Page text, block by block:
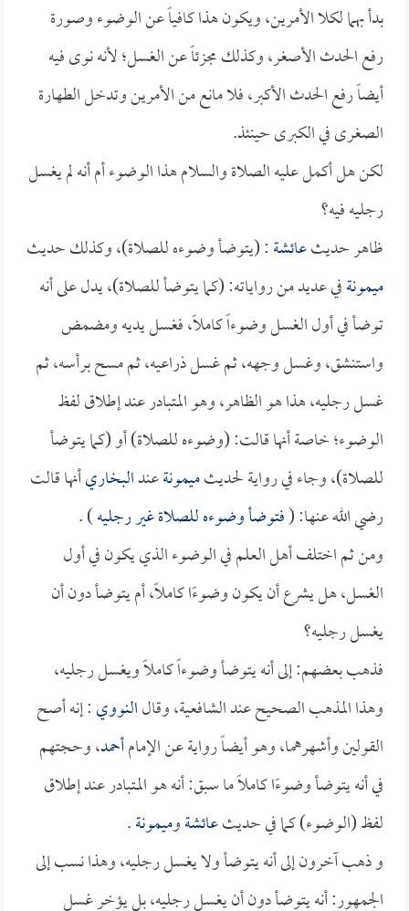
بدأ بهما لكلا الأمرين، ويكون هذا كافياً عن الوضوء وصورة
رفع الحدث الأصغر، وكذلك مجزئاً عن الغسل؛ لأنه نوى فيه
أيضاً رفع الحدث الأكبر، فلا مانع من الأمرين وتدخل الطهارة
الصغرى في الكبرى حينئذ.
لكن هل أكمل عليه الصلاة والسلام هذا الوضوء أم أنه لم يغسل
رجليه فيه؟
ظاهر حديثعائشة: (يتوضأ وضوءه للصلاة)، وكذلك حديث
ميمونةفي عديد من رواياته: (كما يتوضأ للصلاة)، يدل على أنه
توضأ في أول الغسل وضوءاً كاملاً، فغسل يديه ومضمض
واستنشق، وغسل وجهه، ثم غسل ذراعيه، ثم مسح برأسه، ثم
غسل رجليه، هذا هو الظاهر، وهو المتبادر عند إطلاق لفظ
الوضوء؛ خاصة أنها قالت: (وضوءه للصلاة) أو (كما يتوضأ
للصلاة)، وجاء في رواية لحديثميمونةعندالبخاريأنها قالت
رضي الله عنها: (فتوضأ وضوءه للصلاة غير رجليه) .
ومن ثم اختلف أهل العلم في الوضوء الذي يكون في أول
الغسل، هل يشرع أن يكون وضوءًا كاملاً، أم يتوضأ دون أن
يغسل رجليه؟
فذهب بعضهم: إلى أنه يتوضأ وضوءاً كاملاً ويغسل رجليه،
وهذا المذهب الصحيح عند الشافعية، وقالالنووي: إنه أصح
القولين وأشهرهما، وهو أيضاً رواية عن الإمامأحمد، وحجتهم
في أنه يتوضأ وضوءًا كاملاً ما سبق: أنه هو المتبادر عند إطلاق
لفظ (الوضوء) كما في حديثعائشةوميمونة.
و ذهب آخرون إلى أنه يتوضأ ولا يغسل رجليه، وهذا نسب إلى
الجمهور: أنه يتوضأ دون أن يغسل رجليه، بل يؤخر غسل